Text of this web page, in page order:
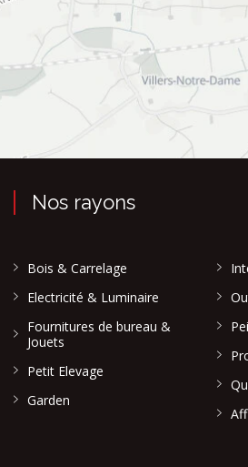
Nos rayons
Bois & Carrelage
Electricité & Luminaire
Fournitures de bureau &
Jouets
Petit Elevage
Garden